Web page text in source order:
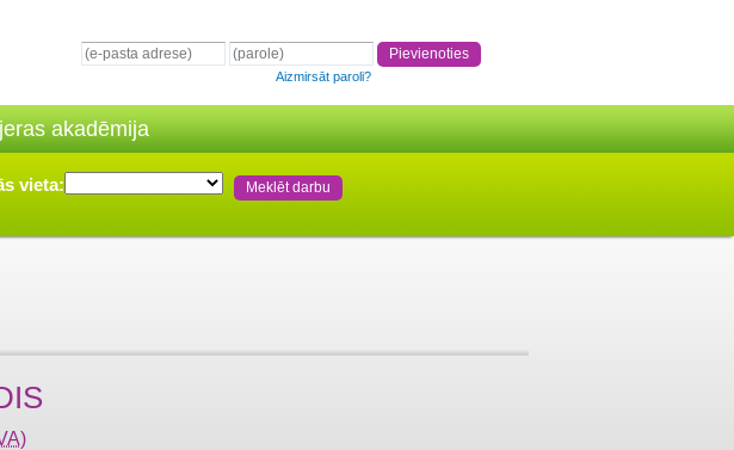
Aizmirsāt paroli?
akadēmija
vieta:
)